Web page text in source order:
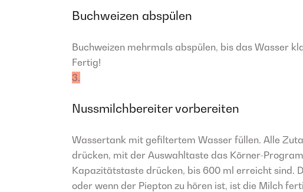
Buchweizen abspülen
Buchweizen mehrmals abspülen, bis das Wasser
Fertig!
3.
Nussmilchbereiter vorbereiten
Wassertank mit gefiltertem Wasser füllen. Alle
drücken, mit der Auswahltaste das Körner-
Kapazitätstaste drücken, bis 600 ml erreicht sind.
oder wenn der Piepton zu hören ist, ist die Milch